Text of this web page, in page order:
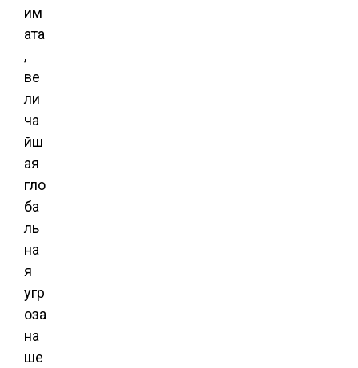
им
ата
,
ве
ли
ча
йш
ая
гло
ба
ль
на
я
угр
оза
на
ше